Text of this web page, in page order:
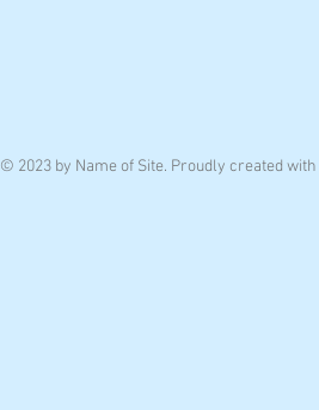
© 2023 by Name of Site. Proudly created with